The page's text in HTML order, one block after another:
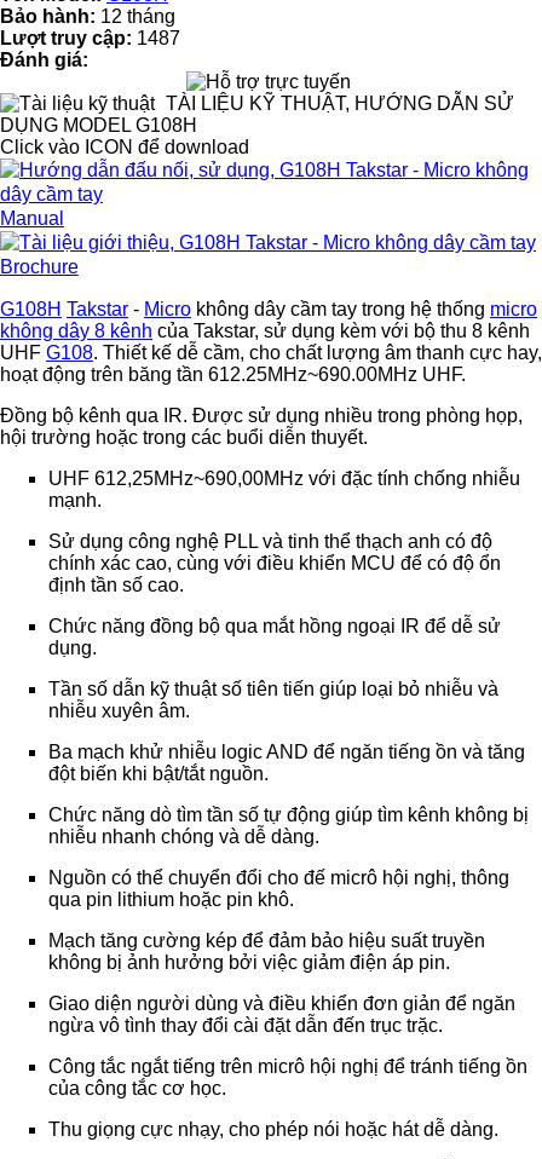
Bảo hành: 12 tháng
Lượt truy cập: 1487
Đánh giá:
TÀI LIỆU KỸ THUẬT, HƯỚNG DẪN SỬ
DỤNG MODEL G108H
Click vào ICON để download
Manual
Brochure
G108H Takstar - Micro không dây cầm tay trong hệ thống micro
không dây 8 kênh của Takstar, sử dụng kèm với bộ thu 8 kênh
UHF G108. Thiết kế dễ cầm, cho chất lượng âm thanh cực hay,
hoạt động trên băng tần 612.25MHz~690.00MHz UHF.
Đồng bộ kênh qua IR. Được sử dụng nhiều trong phòng họp,
hội trường hoặc trong các buổi diễn thuyết.
UHF 612,25MHz~690,00MHz với đặc tính chống nhiễu
mạnh.
Sử dụng công nghệ PLL và tinh thể thạch anh có độ
chính xác cao, cùng với điều khiển MCU để có độ ổn
định tần số cao.
Chức năng đồng bộ qua mắt hồng ngoại IR để dễ sử
dụng.
Tần số dẫn kỹ thuật số tiên tiến giúp loại bỏ nhiễu và
nhiễu xuyên âm.
Ba mạch khử nhiễu logic AND để ngăn tiếng ồn và tăng
đột biến khi bật/tắt nguồn.
Chức năng dò tìm tần số tự động giúp tìm kênh không bị
nhiễu nhanh chóng và dễ dàng.
Nguồn có thể chuyển đổi cho đế micrô hội nghị, thông
qua pin lithium hoặc pin khô.
Mạch tăng cường kép để đảm bảo hiệu suất truyền
không bị ảnh hưởng bởi việc giảm điện áp pin.
Giao diện người dùng và điều khiển đơn giản để ngăn
ngừa vô tình thay đổi cài đặt dẫn đến trục trặc.
Công tắc ngắt tiếng trên micrô hội nghị để tránh tiếng ồn
của công tắc cơ học.
Thu giọng cực nhạy, cho phép nói hoặc hát dễ dàng.